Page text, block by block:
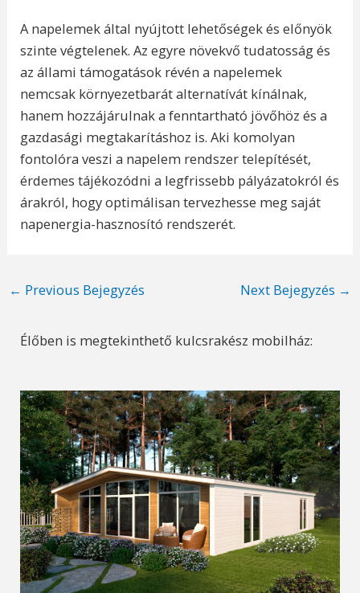
A napelemek által nyújtott lehetőségek és előnyök
szinte végtelenek. Az egyre növekvő tudatosság és
az állami támogatások révén a napelemek
nemcsak környezetbarát alternatívát kínálnak,
hanem hozzájárulnak a fenntartható jövőhöz és a
gazdasági megtakarításhoz is. Aki komolyan
fontolóra veszi a napelem rendszer telepítését,
érdemes tájékozódni a legfrissebb pályázatokról és
árakról, hogy optimálisan tervezhesse meg saját
napenergia-hasznosító rendszerét.
Post
← Previous Bejegyzés Next Bejegyzés →
Élőben is megtekinthető kulcsrakész mobilház: